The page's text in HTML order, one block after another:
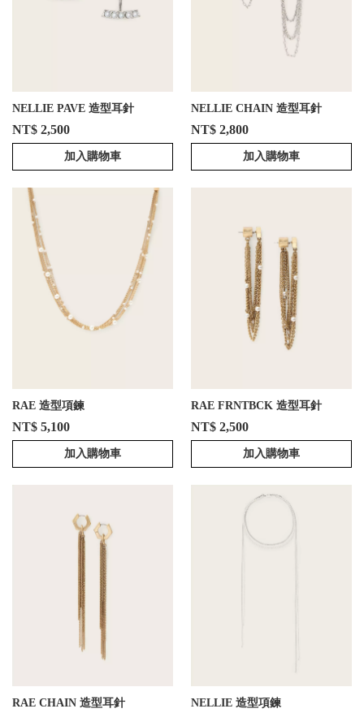
NELLIE PAVE 造型耳針
NT$ 2,500
加入購物車
NELLIE CHAIN 造型耳針
NT$ 2,800
加入購物車
RAE 造型項鍊
NT$ 5,100
加入購物車
RAE FRNTBCK 造型耳針
NT$ 2,500
加入購物車
RAE CHAIN 造型耳針 NELLIE 造型項鍊